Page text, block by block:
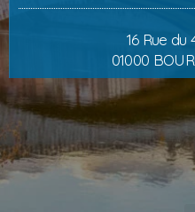
16 Rue du
01000